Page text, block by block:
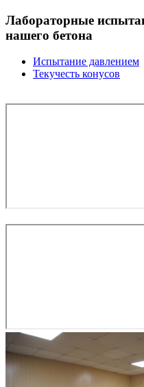
Лабораторные
нашего бетона
Испытание давлением
Текучесть конусов